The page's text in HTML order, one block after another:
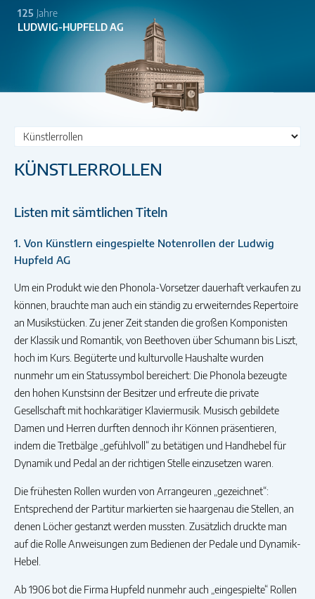
125 Jahre
LUDWIG-HUPFELD AG
Zielseite
KÜNSTLERROLLEN
Listen mit sämtlichen Titeln
1. Von Künstlern eingespielte Notenrollen der Ludwig
Hupfeld AG
Um ein Produkt wie den Phonola-Vorsetzer dauerhaft verkaufen zu
können, brauchte man auch ein ständig zu erweiterndes Repertoire
an Musikstücken. Zu jener Zeit standen die großen Komponisten
der Klassik und Romantik, von Beethoven über Schumann bis Liszt,
hoch im Kurs. Begüterte und kulturvolle Haushalte wurden
nunmehr um ein Statussymbol bereichert: Die Phonola bezeugte
den hohen Kunstsinn der Besitzer und erfreute die private
Gesellschaft mit hochkarätiger Klaviermusik. Musisch gebildete
Damen und Herren durften dennoch ihr Können präsentieren,
indem die Tretbälge „gefühlvoll“ zu betätigen und Handhebel für
Dynamik und Pedal an der richtigen Stelle einzusetzen waren.
Die frühesten Rollen wurden von Arrangeuren „gezeichnet“:
Entsprechend der Partitur markierten sie haargenau die Stellen, an
denen Löcher gestanzt werden mussten. Zusätzlich druckte man
auf die Rolle Anweisungen zum Bedienen der Pedale und Dynamik-
Hebel.
Ab 1906 bot die Firma Hupfeld nunmehr auch „eingespielte“ Rollen